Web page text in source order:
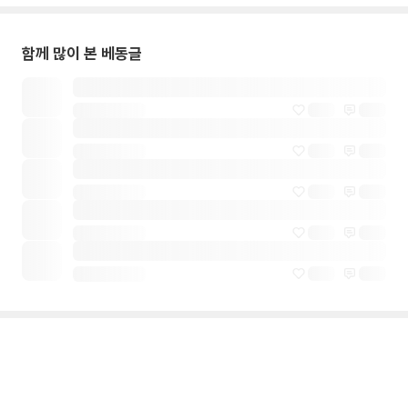
함께 많이 본 베동글